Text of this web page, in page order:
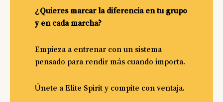
¿Quieres marcar la diferencia en tu grupo
y en cada marcha?
Empieza a entrenar con un sistema
pensado para rendir más cuando importa.
Únete a Elite Spirit y compite con ventaja.